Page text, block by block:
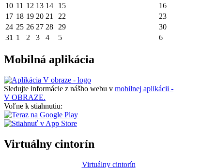
10 11 12 13 14 15
16
17 18 19 20 21 22
23
24 25 26 27 28 29
30
31 1 2 3 4 5 6
Mobilná aplikácia
Sledujte informácie z nášho webu v mobilnej aplikácii -
V OBRAZE.
Voľne k stiahnutiu:
Virtuálny cintorín
Virtuálny cintorín